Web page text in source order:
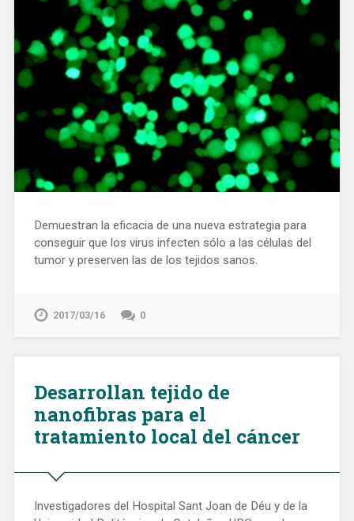
Demuestran la eficacia de una nueva estrategia para
conseguir que los virus infecten sólo a las células del
tumor y preserven las de los tejidos sanos.
2017/03/16 0
Desarrollan tejido de
nanofibras para el
tratamiento local del cáncer
Investigadores del Hospital Sant Joan de Déu y de la